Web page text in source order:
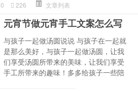
0 226 文章列表
元宵节做元宵手工文案怎么写
与孩子一起做汤圆说说 与孩子在一起就
是那么美好，与孩子一起做汤圆，让我
们享受汤圆所带来的美味，让我们享受
手工所带来的趣味！多多给孩子一些陪